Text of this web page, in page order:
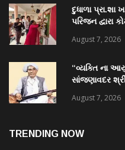
દુધાળા પ્રા.શા
પરિજન
August 7, 2026
“વ્યક્તિ ના
સાંજણાવદર
August 7, 2026
TRENDING NOW